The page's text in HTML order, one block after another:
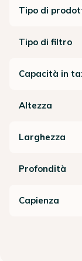
Tipo di
Tipo di filtro
Capacità in
Altezza
Larghezza
Profondità
Capienza